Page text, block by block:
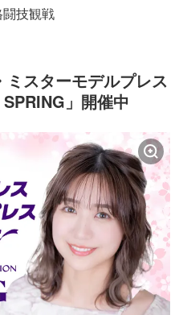
技観戦
ミスターモデルプレス
」開催中